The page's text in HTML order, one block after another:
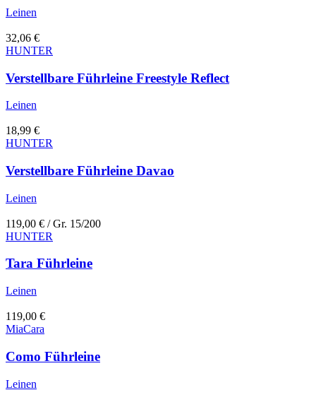
Leinen
32,06 €
HUNTER
Verstellbare Führleine Freestyle Reflect
Leinen
18,99 €
HUNTER
Verstellbare Führleine Davao
Leinen
119,00 € / Gr. 15/200
HUNTER
Tara Führleine
Leinen
119,00 €
MiaCara
Como Führleine
Leinen